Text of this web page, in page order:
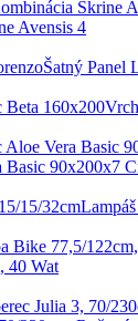
Avensis 4
Šatný Panel
Basic 90x200x7
40 Wat